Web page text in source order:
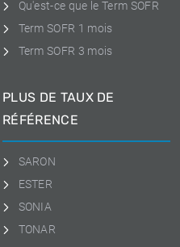
Qu'est-ce que le Term SOFR
Term SOFR 1 mois
Term SOFR 3 mois
PLUS DE TAUX DE
RÉFÉRENCE
SARON
ESTER
SONIA
TONAR